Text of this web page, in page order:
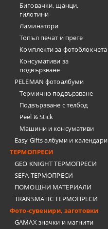
Биговачки, щанци,
гилотини
Ламинатори
Топъл печат и преге
Комплекти за фотоблокчета
Консумативи за
подвързване
PELEMAN фотоалбуми
Термично подвързване
Подвързване с телбод
Peel & Stick
Машини и консумативи
Easy Gifts албуми и календари
ТЕРМОПРЕСИ
GEO KNIGHT ТЕРМОПРЕСИ
SEFA ТЕРМОПРЕСИ
ПОМОЩНИ МАТЕРИАЛИ
TRANSMATIC ТЕРМОПРЕСИ
Фото-сувенири, заготовки
GAMAX значки и магнити